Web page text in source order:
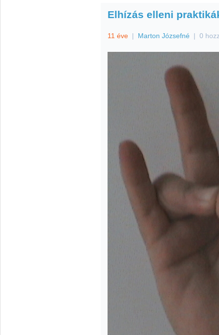
Elhízás elleni
11 éve | Marton Józsefné | 0